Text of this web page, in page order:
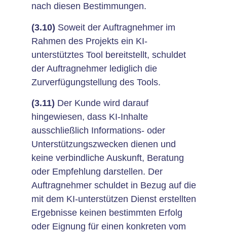
nach diesen Bestimmungen.
(3.10) Soweit der Auftragnehmer im
Rahmen des Projekts ein KI-
unterstütztes Tool bereitstellt, schuldet
der Auftragnehmer lediglich die
Zurverfügungstellung des Tools.
(3.11) Der Kunde wird darauf
hingewiesen, dass KI-Inhalte
ausschließlich Informations- oder
Unterstützungszwecken dienen und
keine verbindliche Auskunft, Beratung
oder Empfehlung darstellen. Der
Auftragnehmer schuldet in Bezug auf die
mit dem KI-unterstützen Dienst erstellten
Ergebnisse keinen bestimmten Erfolg
oder Eignung für einen konkreten vom